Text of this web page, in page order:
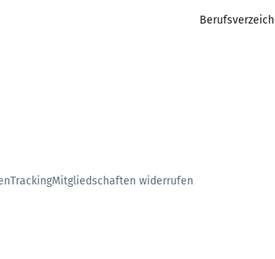
TrackingMitgliedschaften widerrufen